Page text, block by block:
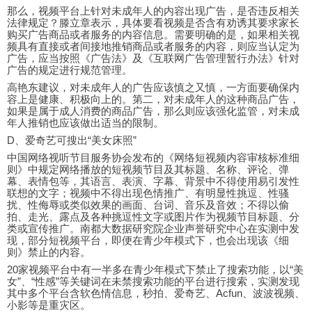
那么，视频平台上针对未成年人的内容出现广告，是否违反相关
法律规定？滕立章表示，具体要看视频是否含有劝诱其要求家长
购买广告商品或者服务的内容信息。需要明确的是，如果相关视
频具有直接或者间接地推销商品或者服务的内容，则应当认定为
广告，应当按照《广告法》及《互联网广告管理暂行办法》针对
广告的规定进行规范管理。
高艳东建议，对未成年人的广告应该慎之又慎，一方面要确保内
容上是健康、积极向上的。第二，对未成年人的这种商品广告，
如果是属于成人消费的商品广告，那么则应该强化监管，对未成
年人推销也应该做出适当的限制。
D、爱奇艺可搜出“美女床照”
中国网络视听节目服务协会发布的《网络短视频内容审核标准细
则》中规定网络播放的短视频节目及其标题、名称、评论、弹
幕、表情包等，其语言、表演、字幕、背景中不得使用易引发性
联想的文字；视频中不得出现色情推广、有明显性挑逗、性骚
扰、性侮辱或类似效果的画面、台词、音乐及音效；不得以偷
拍、走光、露点及各种挑逗性文字或图片作为视频节目标题、分
类或宣传推广。南都大数据研究院企业声誉研究中心在实测中发
现，部分短视频平台，即便在青少年模式下，也会出现该《细
则》禁止的内容。
20家视频平台中有一半多在青少年模式下禁止了搜索功能，以“美
女”、“性感”等关键词在未禁搜索功能的平台进行搜索，实测发现
其中多个平台含软色情信息，秒拍、爱奇艺、Acfun、波波视频、
小影等是重灾区。